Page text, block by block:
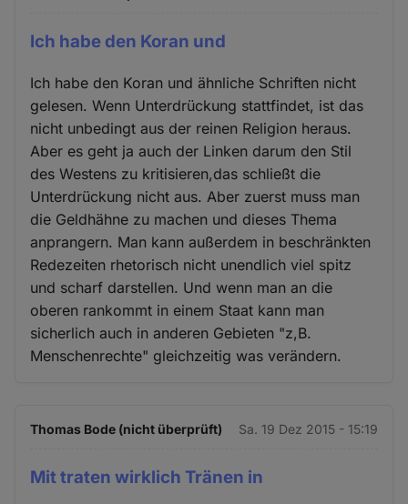
Ich habe den Koran und
Ich habe den Koran und ähnliche Schriften nicht
gelesen. Wenn Unterdrückung stattfindet, ist das
nicht unbedingt aus der reinen Religion heraus.
Aber es geht ja auch der Linken darum den Stil
des Westens zu kritisieren,das schließt die
Unterdrückung nicht aus. Aber zuerst muss man
die Geldhähne zu machen und dieses Thema
anprangern. Man kann außerdem in beschränkten
Redezeiten rhetorisch nicht unendlich viel spitz
und scharf darstellen. Und wenn man an die
oberen rankommt in einem Staat kann man
sicherlich auch in anderen Gebieten "z,B.
Menschenrechte" gleichzeitig was verändern.
Thomas Bode (nicht überprüft) Sa. 19 Dez 2015 - 15:19
Mit traten wirklich Tränen in